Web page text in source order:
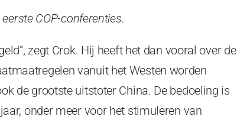
COP-conferenties.
zegt Crok. Hij heeft het dan vooral over de
vanuit het Westen worden
de grootste uitstoter China. De bedoeling is
onder meer voor het stimuleren van